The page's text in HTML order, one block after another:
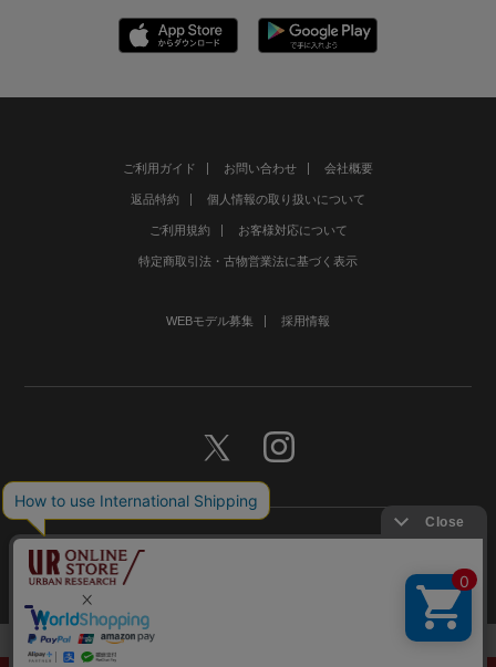
ご利用ガイド お問い合わせ 会社概要
返品特約 個人情報の取り扱いについて
ご利用規約 お客様対応について
特定商取引法・古物営業法に基づく表示
WEBモデル募集 採用情報
©URBAN RESEARCH Co., Ltd.All rights Reserved.